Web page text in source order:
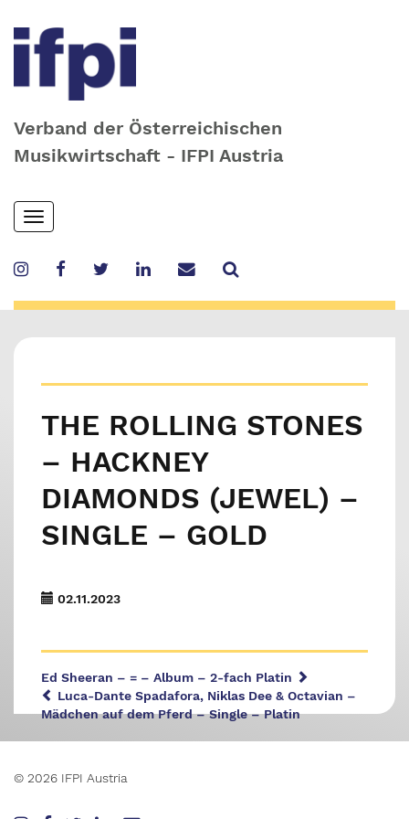
Verband der Österreichischen
Musikwirtschaft - IFPI Austria
Skip
to
content
Toggle
navigation
THE ROLLING STONES
– HACKNEY
DIAMONDS (JEWEL) –
SINGLE – GOLD
02.11.2023
Ed Sheeran – = – Album – 2-fach Platin
Luca-Dante Spadafora, Niklas Dee & Octavian –
Mädchen auf dem Pferd – Single – Platin
© 2026 IFPI Austria